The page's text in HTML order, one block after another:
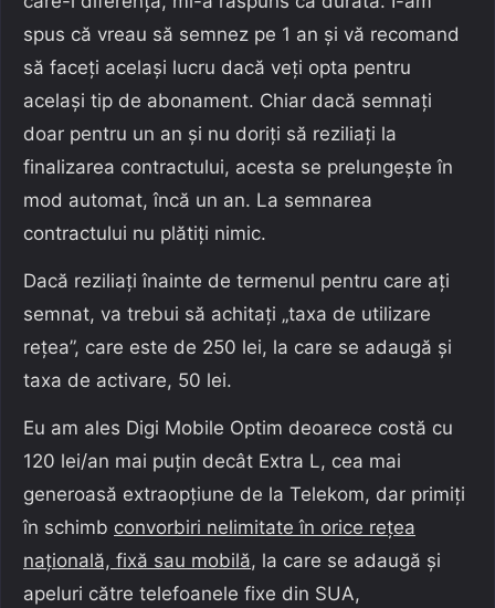
spus că vreau să semnez pe 1 an și vă recomand
să faceți același lucru dacă veți opta pentru
același tip de abonament. Chiar dacă semnați
doar pentru un an și nu doriți să reziliați la
finalizarea contractului, acesta se prelungește în
mod automat, încă un an. La semnarea
contractului nu plătiți nimic.
Dacă reziliați înainte de termenul pentru care ați
semnat, va trebui să achitați „taxa de utilizare
rețea”, care este de 250 lei, la care se adaugă și
taxa de activare, 50 lei.
Eu am ales Digi Mobile Optim deoarece costă cu
120 lei/an mai puțin decât Extra L, cea mai
generoasă extraopțiune de la Telekom, dar primiți
în schimb convorbiri nelimitate în orice rețea
națională, fixă sau mobilă, la care se adaugă și
apeluri către telefoanele fixe din SUA,